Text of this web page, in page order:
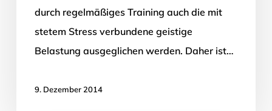
durch regelmäßiges Training auch die mit
stetem Stress verbundene geistige
Belastung ausgeglichen werden. Daher ist…
9. Dezember 2014